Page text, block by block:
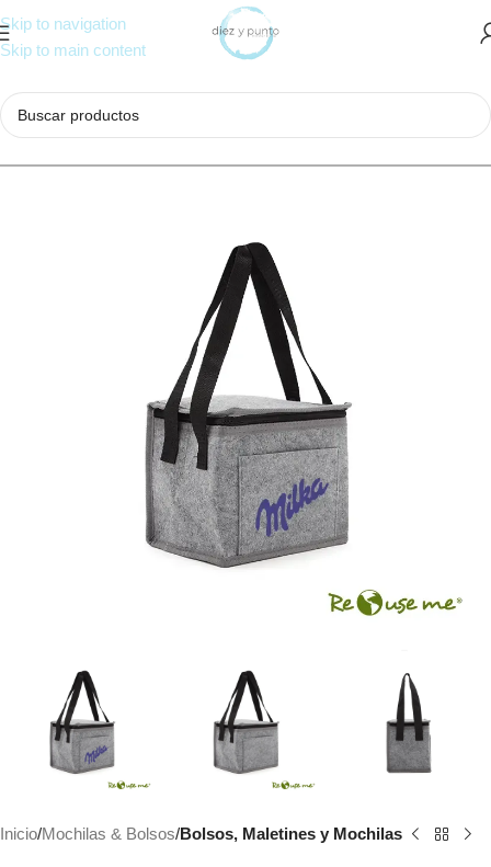
Skip to navigation
Skip to main content
Inicio Mochilas & Bolsos Bolsos, Maletines y Mochilas